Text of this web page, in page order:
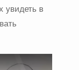
увидеть в